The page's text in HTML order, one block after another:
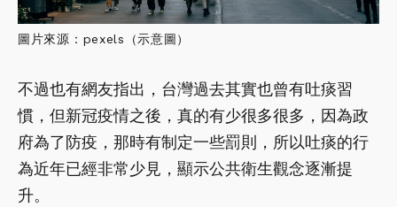
圖片來源：pexels（示意圖）
不過也有網友指出，台灣過去其實也曾有吐痰習
慣，但新冠疫情之後，真的有少很多很多，因為政
府為了防疫，那時有制定一些罰則，所以吐痰的行
為近年已經非常少見，顯示公共衛生觀念逐漸提
升。